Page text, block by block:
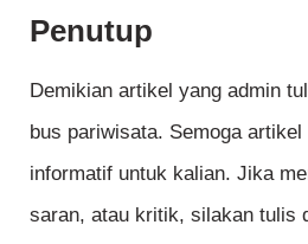
Penutup
Demikian artikel yang admin
bus pariwisata. Semoga
informatif untuk kalian. Jika
saran, atau kritik, silakan tulis